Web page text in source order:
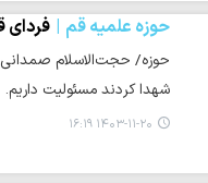
حوزه علمیه قم فردای
حوزه/ حجت‌الاسلام صمدانی
شهدا کردند مسئولیت داریم.
۱۴۰۳-۱۱-۲۰ ۱۶:۱۹